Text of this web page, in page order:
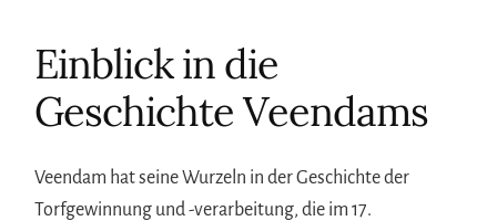
Einblick in die
Geschichte Veendams
Veendam hat seine Wurzeln in der Geschichte der
Torfgewinnung und -verarbeitung, die im 17.